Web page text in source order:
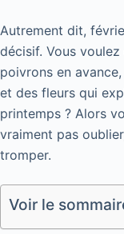
Autrement dit,
décisif. Vous
poivrons en
et des fleurs qui
printemps ? Alors
vraiment pas
tromper.
Voir le